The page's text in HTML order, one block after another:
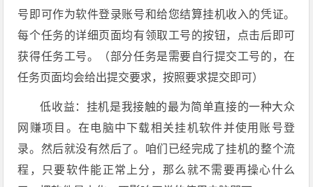
号即可作为软件登录账号和给您结算挂机收入的凭证。
每个任务的详细页面均有领取工号的按钮，点击后即可
获得任务工号。（部分任务是需要自行提交工号的，在
任务页面均会给出提交要求，按照要求提交即可）
低收益：挂机是我接触的最为简单直接的一种大众
网赚项目。在电脑中下载相关挂机软件并使用账号登
录。然后就没有然后了。咱们已经完成了挂机的整个流
程，只要软件能正常上分，那么就不需要再操心什么